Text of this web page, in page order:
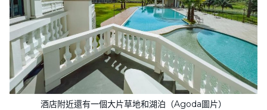
酒店附近還有一個大片草地和湖泊（Agoda圖片）